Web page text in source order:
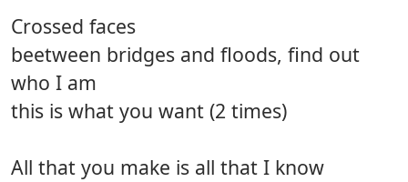
Crossed faces
beetween bridges and floods, find out
who I am
this is what you want (2 times)
All that you make is all that I know